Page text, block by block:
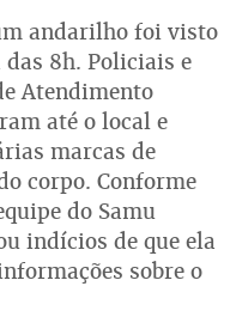
andarilho foi visto
8h. Policiais e
Atendimento
até o local e
marcas de
corpo. Conforme
do Samu
indícios de que ela
sobre o